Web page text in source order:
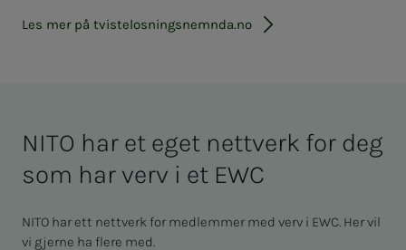
Les mer på tvistelosningsnemnda.no
NITO har et eget nettverk for deg
som har verv i et EWC
NITO har ett nettverk for medlemmer med verv i EWC. Her vil
vi gjerne ha flere med.